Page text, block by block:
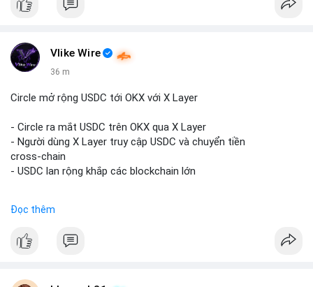
#10dot9btc #vilanhtichluy
- Nga công nhận crypto là tài sản
$btc#btc$eth $sol
📰 Nguồn: Decrypt
Vlike Wire
36 m
Circle mở rộng USDC tới OKX với X Layer
- Circle ra mắt USDC trên OKX qua X Layer
- Người dùng X Layer truy cập USDC và chuyển tiền
cross‑chain
- USDC lan rộng khắp các blockchain lớn
Đọc thêm